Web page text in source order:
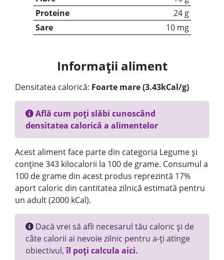
Proteine
24 g
Sare
10 mg
Informații aliment
Densitatea calorică: Foarte mare (3.43kCal/g)
Află cum poți slăbi cunoscând
densitatea calorică a alimentelor
Acest aliment face parte din categoria Legume și
conține 343 kilocalorii la 100 de grame. Consumul a
100 de grame din acest produs reprezintă 17%
aport caloric din cantitatea zilnică estimată pentru
un adult (2000 kCal).
Dacă vrei să afli necesarul tău caloric și de
câte calorii ai nevoie zilnic pentru a-ți atinge
obiectivul,îl poți calcula aici.